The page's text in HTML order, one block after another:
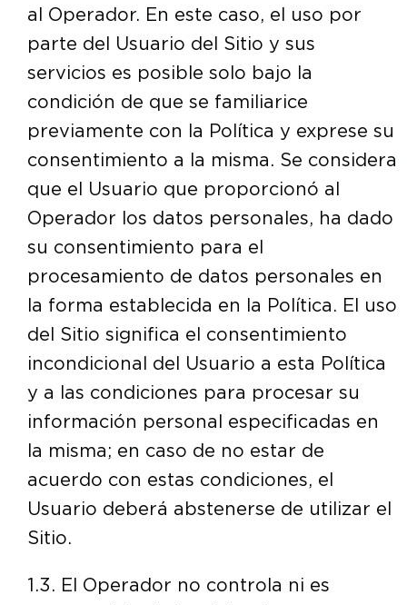
al Operador. En este caso, el uso por
parte del Usuario del Sitio y sus
servicios es posible solo bajo la
condición de que se familiarice
previamente con la Política y exprese su
consentimiento a la misma. Se considera
que el Usuario que proporcionó al
Operador los datos personales, ha dado
su consentimiento para el
procesamiento de datos personales en
la forma establecida en la Política. El uso
del Sitio significa el consentimiento
incondicional del Usuario a esta Política
y a las condiciones para procesar su
información personal especificadas en
la misma; en caso de no estar de
acuerdo con estas condiciones, el
Usuario deberá abstenerse de utilizar el
Sitio.
1.3. El Operador no controla ni es